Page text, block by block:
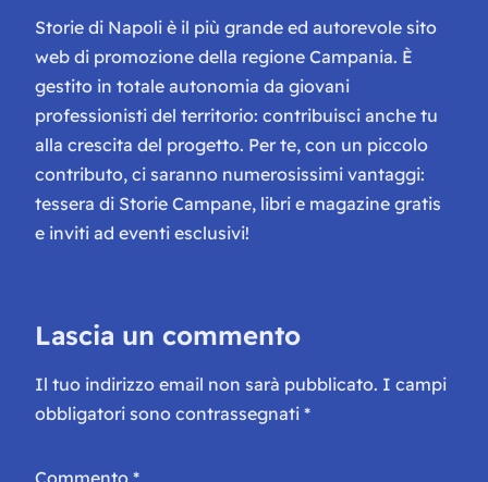
Storie di Napoli è il più grande ed autorevole sito
web di promozione della regione Campania. È
gestito in totale autonomia da giovani
professionisti del territorio: contribuisci anche tu
alla crescita del progetto. Per te, con un piccolo
contributo, ci saranno numerosissimi vantaggi:
tessera di Storie Campane, libri e magazine gratis
e inviti ad eventi esclusivi!
Lascia un commento
Il tuo indirizzo email non sarà pubblicato. I campi
obbligatori sono contrassegnati *
Commento *